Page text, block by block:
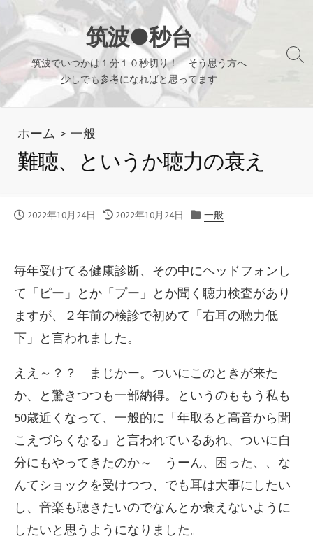
テ
ン
ツ
筑波●秒台
筑波でいつかは１分１０秒切り！ そう思う方へ
少しでも参考になればと思ってます
検
り
ホーム >一般
難聴、というか聴力の衰え
公
2022年10月24日
最
新
日
2022年10月24日
カ
一般
毎年受けてる健康診断、その中にヘッドフォンし
て「ピー」とか「プー」とか聞く聴力検査があり
ますが、２年前の検診で初めて「右耳の聴力低
下」と言われました。
ええ～？？ まじかー。ついにこのときが来た
か、と驚きつつも一部納得。というのももう私も
50歳近くなって、一般的に「年取ると高音から聞
こえづらくなる」と言われているあれ、ついに自
分にもやってきたのか～ うーん、困った、、な
んてショックを受けつつ、でも耳は大事にしたい
し、音楽も聴きたいのでなんとか衰えないように
したいと思うようになりました。